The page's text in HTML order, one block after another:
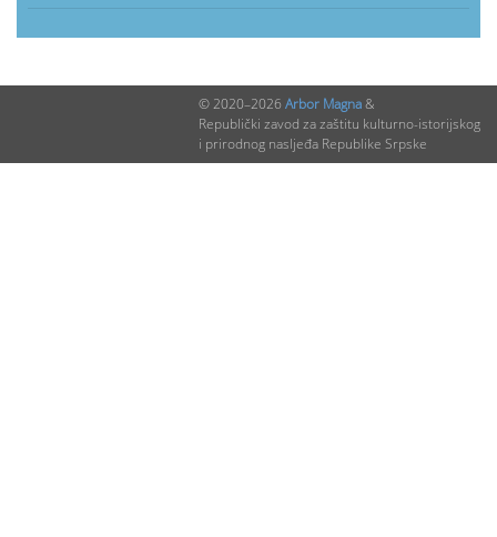
© 2020–2026 Arbor Magna&
Republički zavod za zaštitu kulturno-istorijskog
i prirodnog nasljeđa Republike Srpske